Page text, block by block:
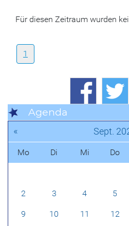
Für diesen Zeitraum wurden
1
Agenda
« Sept.
Mo Di Mi Do
2 3 4 5
9 10 11 12